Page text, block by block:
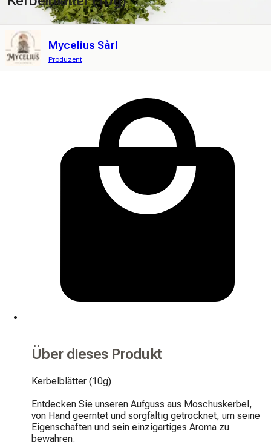
Mycelius Sàrl
Produzent
Über dieses Produkt
Kerbelblätter (10g)
Entdecken Sie unseren Aufguss aus Moschuskerbel,
von Hand geerntet und sorgfältig getrocknet, um seine
Eigenschaften und sein einzigartiges Aroma zu
bewahren.